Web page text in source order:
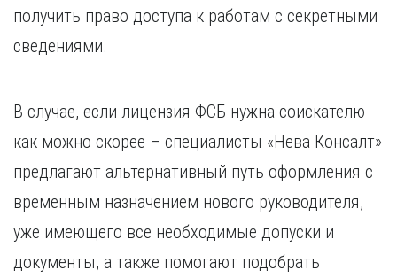
получить право доступа к работам с секретными
сведениями.
В случае, если лицензия ФСБ нужна соискателю
как можно скорее – специалисты «Нева Консалт»
предлагают альтернативный путь оформления с
временным назначением нового руководителя,
уже имеющего все необходимые допуски и
документы, а также помогают подобрать